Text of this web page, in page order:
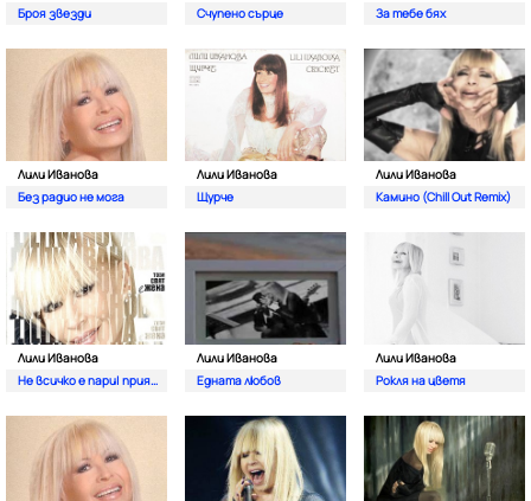
Броя звезди
Счупено сърце
За тебе бях
Лили Иванова
Без радио не мога
Лили Иванова
Щурче
Лили Иванова
Камино (Chill Out Remix)
Лили Иванова
Не всичко е пари| приятелю
Лили Иванова
Едната любов
Лили Иванова
Рокля на цветя